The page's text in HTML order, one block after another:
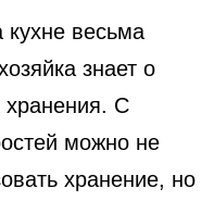
весьма
знает о
хранения. С
можно не
хранение, но